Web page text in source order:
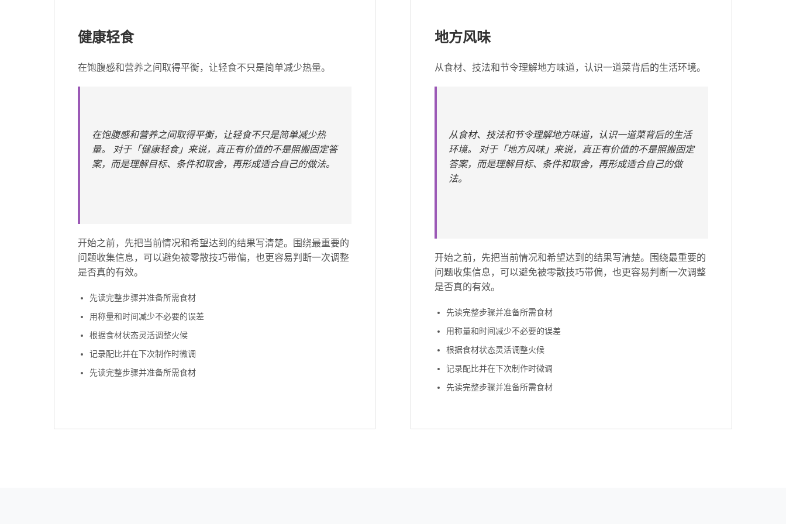
健康轻食
在饱腹感和营养之间取得平衡，让轻食不只是简单减少热量。
在饱腹感和营养之间取得平衡，让轻食不只是简单减少热
量。 对于「健康轻食」来说，真正有价值的不是照搬固定答
案，而是理解目标、条件和取舍，再形成适合自己的做法。
开始之前，先把当前情况和希望达到的结果写清楚。围绕最重要的
问题收集信息，可以避免被零散技巧带偏，也更容易判断一次调整
是否真的有效。
先读完整步骤并准备所需食材
用称量和时间减少不必要的误差
根据食材状态灵活调整火候
记录配比并在下次制作时微调
先读完整步骤并准备所需食材
地方风味
从食材、技法和节令理解地方味道，认识一道菜背后的生活环境。
从食材、技法和节令理解地方味道，认识一道菜背后的生活
环境。 对于「地方风味」来说，真正有价值的不是照搬固定
答案，而是理解目标、条件和取舍，再形成适合自己的做
法。
开始之前，先把当前情况和希望达到的结果写清楚。围绕最重要的
问题收集信息，可以避免被零散技巧带偏，也更容易判断一次调整
是否真的有效。
先读完整步骤并准备所需食材
用称量和时间减少不必要的误差
根据食材状态灵活调整火候
记录配比并在下次制作时微调
先读完整步骤并准备所需食材